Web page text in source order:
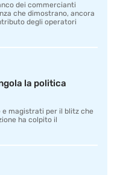
dei commercianti
che dimostrano, ancora
degli operatori
la politica
e magistrati per il blitz che
ha colpito il